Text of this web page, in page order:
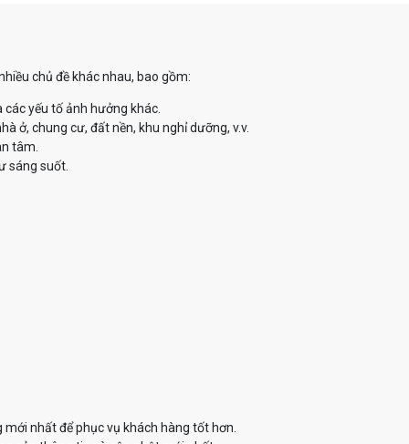
chủ đề khác nhau, bao gồm:
yếu tố ảnh hưởng khác.
ở, chung cư, đất nền, khu nghỉ dưỡng, v.v.
tâm.
sáng suốt.
nhất để phục vụ khách hàng tốt hơn.